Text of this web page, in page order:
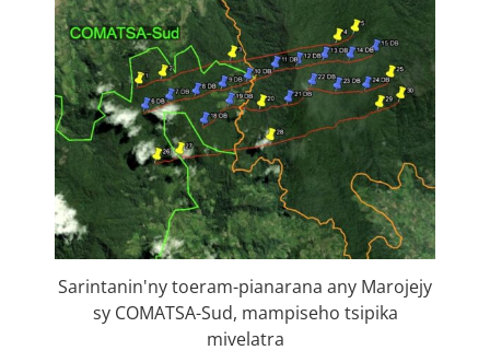
Sarintanin'ny toeram-pianarana any Marojejy
sy COMATSA-Sud, mampiseho tsipika
mivelatra